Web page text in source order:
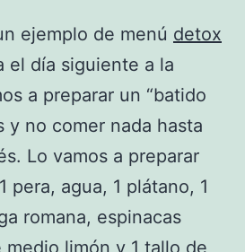
ejemplo de menú detox
el día siguiente a la
a preparar un “batido
y no comer nada hasta
Lo vamos a preparar
pera, agua, 1 plátano, 1
romana, espinacas
limón y 1 tallo de